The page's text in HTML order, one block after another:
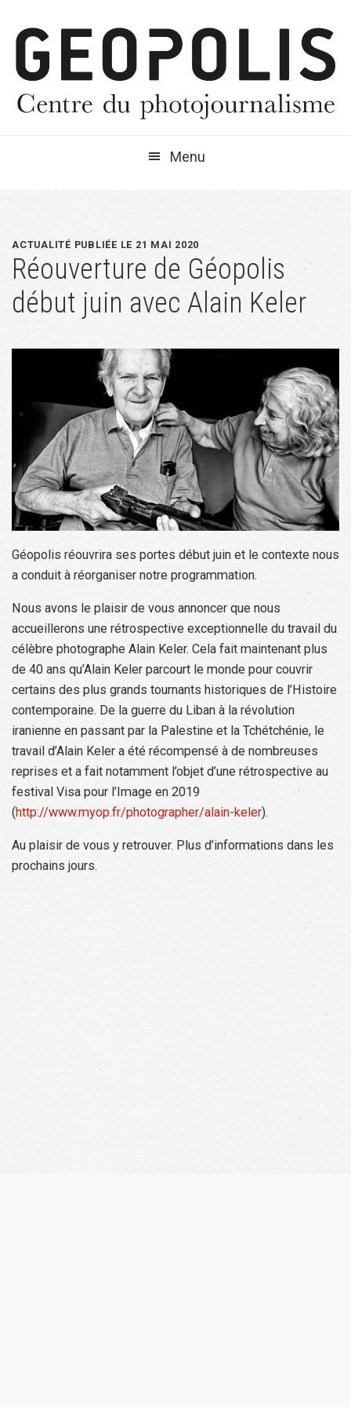
navigation
principale
contenu
principal
barre
latérale
Menu
ACTUALITÉ PUBLIÉE LE 21 MAI 2020
Réouverture de Géopolis
début juin avec Alain Keler
Géopolis réouvrira ses portes début juin et le contexte nous
a conduit à réorganiser notre programmation.
Nous avons le plaisir de vous annoncer que nous
accueillerons une rétrospective exceptionnelle du travail du
célèbre photographe Alain Keler. Cela fait maintenant plus
de 40 ans qu’Alain Keler parcourt le monde pour couvrir
certains des plus grands tournants historiques de l’Histoire
contemporaine. De la guerre du Liban à la révolution
iranienne en passant par la Palestine et la Tchétchénie, le
travail d’Alain Keler a été récompensé à de nombreuses
reprises et a fait notamment l’objet d’une rétrospective au
festival Visa pour l’Image en 2019
(http://www.myop.fr/photographer/alain-keler).
Au plaisir de vous y retrouver. Plus d’informations dans les
prochains jours.